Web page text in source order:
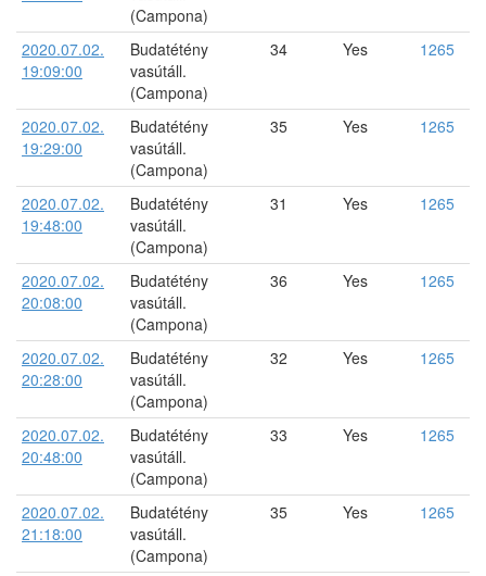
(Campona)
2020.07.02.
19:09:00
Budatétény
vasútáll.
(Campona)
34 Yes 1265
2020.07.02.
19:29:00
Budatétény
vasútáll.
(Campona)
35 Yes 1265
2020.07.02.
19:48:00
Budatétény
vasútáll.
(Campona)
31 Yes 1265
2020.07.02.
20:08:00
Budatétény
vasútáll.
(Campona)
36 Yes 1265
2020.07.02.
20:28:00
Budatétény
vasútáll.
(Campona)
32 Yes 1265
2020.07.02.
20:48:00
Budatétény
vasútáll.
(Campona)
33 Yes 1265
2020.07.02.
21:18:00
Budatétény
vasútáll.
(Campona)
35 Yes 1265